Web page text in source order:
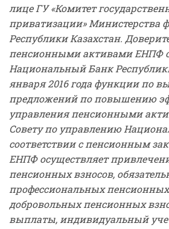
лице ГУ «Комитет
приватизации» Министерства
Республики Казахстан.
пенсионными активами ЕНПФ
Национальный Банк
января 2016 года функции по
предложений по повышению
управления пенсионными
Совету по управлению
соответствии с пенсионным
ЕНПФ осуществляет
пенсионных взносов,
профессиональных пенсионных
добровольных пенсионных
выплаты, индивидуальный